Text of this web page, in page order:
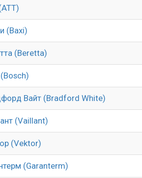
(Baxi)
(Beretta)
Вайт (Bradford White)
(Vaillant)
(Vektor)
(Garanterm)